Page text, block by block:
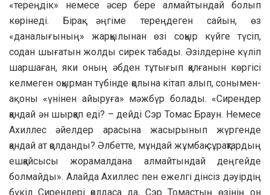
«тереңдік» немесе әсер бере алмайтындай болып
көрінеді. Бірақ әңгіме тереңдеген сайын, өз
«даналығының» жарқылынан өзі соқыр күйге түсіп,
содан шығатын жолды сирек табады. Әзілдеріне күліп
шаршаған, яки оның әбден тұтығып қалғанын көргісі
келмеген оқырман түбінде қолына кітап алып, сонымен-
ақ оны «үнінен айыруға» мәжбүр болады. «Сирендер
қандай ән шырқап еді? – дейді Сэр Томас Браун. Немесе
Ахиллес әйелдер арасына жасырынып жүргенде
қандай ат қолданды? Әлбетте, мұндай жұмбақ сұрақтардың
ешқайсысы жорамалдана алмайтындай деңгейде
болмайды». Алайда Ахиллес пен ежелгі дінсіз дәуірдің
бүкіл Сирендері қолдаса да, Сэр Томастың өзінің он